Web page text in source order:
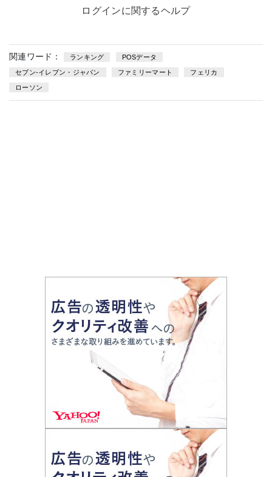
ログインに関するヘルプ
関連ワード： ランキング POSデータ
セブン-イレブン・ジャパン ファミリーマート フェリカ
ローソン